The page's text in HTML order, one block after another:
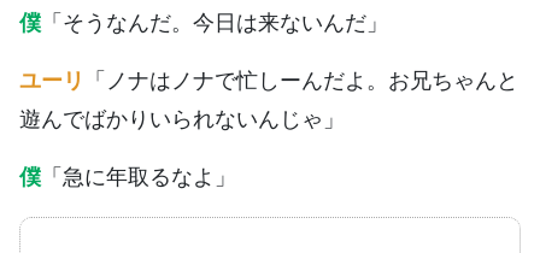
僕 「そうなんだ。今日は来ないんだ」
ユーリ 「ノナはノナで忙しーんだよ。お兄ちゃんと
遊んでばかりいられないんじゃ」
僕 「急に年取るなよ」